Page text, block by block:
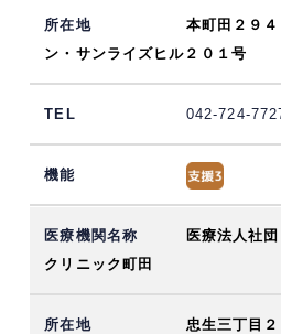
本町田２９
ン・サンライズヒル２０１号
042-724-
医療法人社
クリニック町田
忠生三丁目